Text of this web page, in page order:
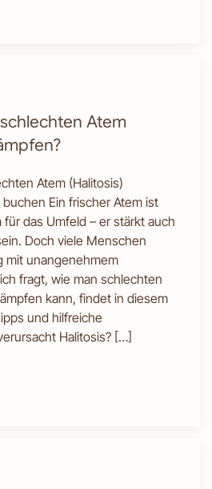
Atem
Atem (Halitosis)
Ein frischer Atem ist
das Umfeld – er stärkt auch
Doch viele Menschen
mit unangenehmem
fragt, wie man schlechten
kann, findet in diesem
und hilfreiche
Halitosis? […]